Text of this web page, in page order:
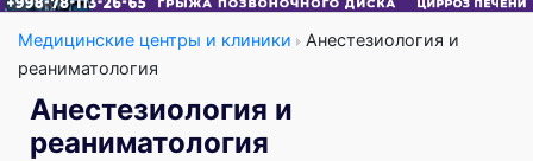
Медицинские центры и клиники
Анестезиология и
реаниматология
Анестезиология и
реаниматология